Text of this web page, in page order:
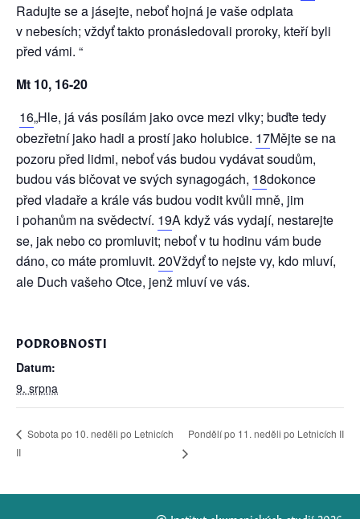
Radujte se a jásejte, neboť hojná je vaše odplata
v nebesích; vždyť takto pronásledovali proroky, kteří byli
před vámi. “
Mt 10, 16-20
16„Hle, já vás posílám jako ovce mezi vlky; buďte tedy
obezřetní jako hadi a prostí jako holubice. 17Mějte se na
pozoru před lidmi, neboť vás budou vydávat soudům,
budou vás bičovat ve svých synagogách, 18dokonce
před vladaře a krále vás budou vodit kvůli mně, jim
i pohanům na svědectví. 19A když vás vydají, nestarejte
se, jak nebo co promluvit; neboť v tu hodinu vám bude
dáno, co máte promluvit. 20Vždyť to nejste vy, kdo mluví,
ale Duch vašeho Otce, jenž mluví ve vás.
PODROBNOSTI
Datum:
9. srpna
Sobota po 10. neděli po Letnicích
II
Pondělí po 11. neděli po Letnicích II